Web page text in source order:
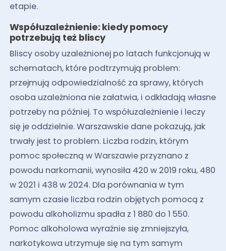
etapie.
Współuzależnienie: kiedy pomocy
potrzebują też bliscy
Bliscy osoby uzależnionej po latach funkcjonują w
schematach, które podtrzymują problem:
przejmują odpowiedzialność za sprawy, których
osoba uzależniona nie załatwia, i odkładają własne
potrzeby na później. To współuzależnienie i leczy
się je oddzielnie. Warszawskie dane pokazują, jak
trwały jest to problem. Liczba rodzin, którym
pomoc społeczną w Warszawie przyznano z
powodu narkomanii, wynosiła 420 w 2019 roku, 480
w 2021 i 438 w 2024. Dla porównania w tym
samym czasie liczba rodzin objętych pomocą z
powodu alkoholizmu spadła z 1 880 do 1 550.
Pomoc alkoholowa wyraźnie się zmniejszyła,
narkotykowa utrzymuje się na tym samym